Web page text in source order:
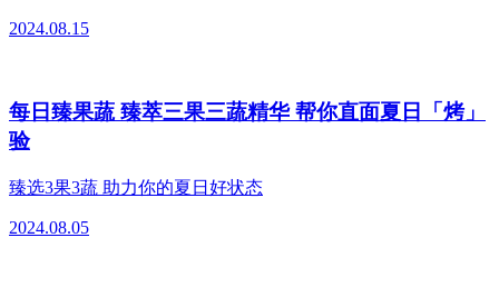
2024.08.15
每日臻果蔬 臻萃三果三蔬精华 帮你直面夏日「烤」
验
臻选3果3蔬 助力你的夏日好状态
2024.08.05